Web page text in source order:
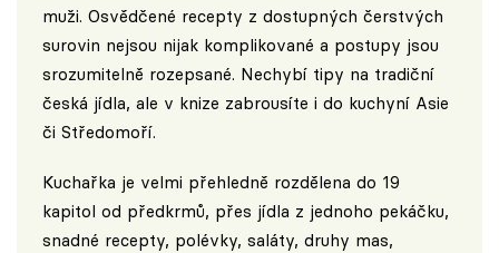
muži. Osvědčené recepty z dostupných čerstvých
surovin nejsou nijak komplikované a postupy jsou
srozumitelně rozepsané. Nechybí tipy na tradiční
česká jídla, ale v knize zabrousíte i do kuchyní Asie
či Středomoří.
Kuchařka je velmi přehledně rozdělena do 19
kapitol od předkrmů, přes jídla z jednoho pekáčku,
snadné recepty, polévky, saláty, druhy mas,